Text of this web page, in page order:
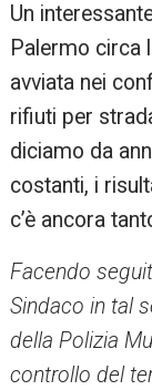
Un
Palermo circa
avviata nei
rifiuti per
diciamo da
costanti, i
c’è ancora
Facendo
Sindaco in tal
della Polizia
controllo del